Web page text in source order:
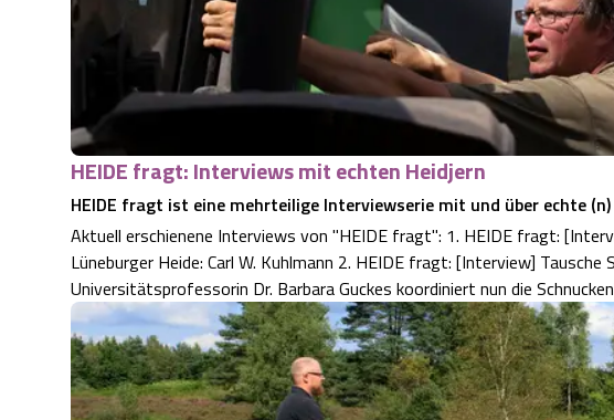
HEIDE fragt: Interviews mit echten Heidjern
HEIDE fragt ist eine mehrteilige Interviewserie mit und über echte (n)
Aktuell erschienene Interviews von "HEIDE fragt": 1. HEIDE fragt:
Lüneburger Heide: Carl W. Kuhlmann 2. HEIDE fragt: [Interview] Tausche
Universitätsprofessorin Dr. Barbara Guckes koordiniert nun die